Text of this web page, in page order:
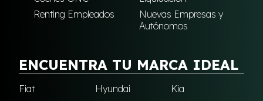
Renting Empleados
Nuevas Empresas y
Autónomos
ENCUENTRA TU MARCA IDEAL
Fiat Hyundai
Kia